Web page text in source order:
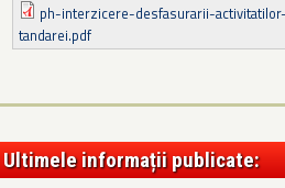
ph-interzicere-desfasurarii-
tandarei.pdf
Ultimele informații publicate: